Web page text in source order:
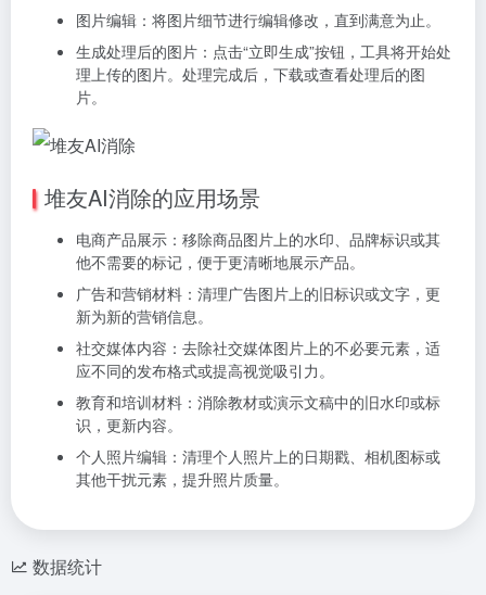
图片编辑：将图片细节进行编辑修改，直到满意为止。
生成处理后的图片：点击“立即生成”按钮，工具将开始处
理上传的图片。处理完成后，下载或查看处理后的图
片。
堆友AI消除的应用场景
电商产品展示：移除商品图片上的水印、品牌标识或其
他不需要的标记，便于更清晰地展示产品。
广告和营销材料：清理广告图片上的旧标识或文字，更
新为新的营销信息。
社交媒体内容：去除社交媒体图片上的不必要元素，适
应不同的发布格式或提高视觉吸引力。
教育和培训材料：消除教材或演示文稿中的旧水印或标
识，更新内容。
个人照片编辑：清理个人照片上的日期戳、相机图标或
其他干扰元素，提升照片质量。
数据统计